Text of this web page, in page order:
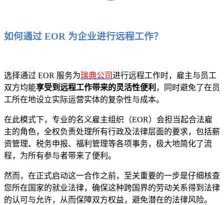
如何通过 EOR 为企业进行远程工作？
选择通过 EOR 服务为瑞典公司进行远程工作时，雇主与员工
双方均能享受到远程工作带来的灵活性便利 ，同时避免了在员
工所在地设立实际运营实体的复杂性与成本。
在此模式下，专业的名义雇主组织（EOR）会担当起合法雇
主的角色，全权负责处理所有行政及法律层面的要求，包括薪
资管理、税务申报、福利管理等各项事务，极大地简化了流
程，为所有参与者带来了便利。
然而，在正式启动这一合作之前，至关重要的一步是仔细核查
您所在国家的就业法律，确保这种跨国界的劳动关系得到法律
的认可与允许，从而保障双方权益，避免潜在的法律风险。